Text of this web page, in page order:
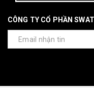
CÔNG TY CỔ PHẦN